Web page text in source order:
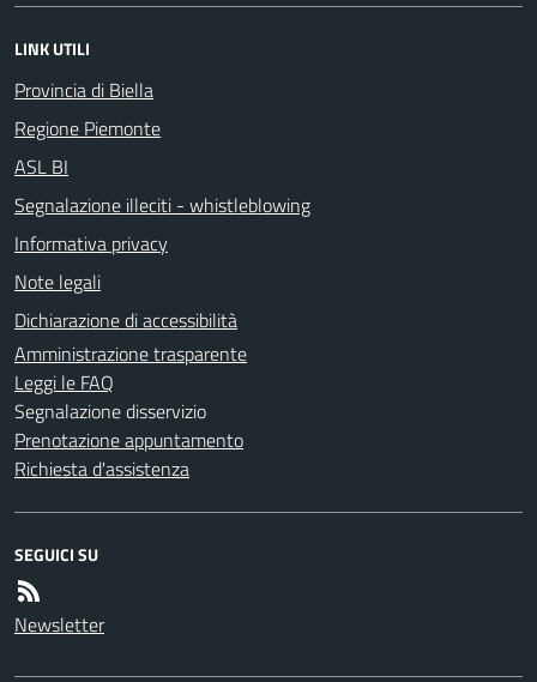
LINK UTILI
Provincia di Biella
Regione Piemonte
ASL BI
Segnalazione illeciti - whistleblowing
Informativa privacy
Note legali
Dichiarazione di accessibilità
Amministrazione trasparente
Leggi le FAQ
Segnalazione disservizio
Prenotazione appuntamento
Richiesta d'assistenza
SEGUICI SU
Newsletter